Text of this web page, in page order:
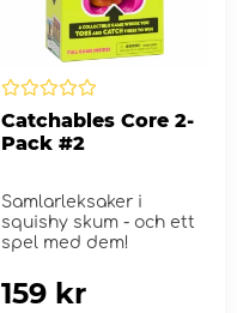
Catchables Core 2-
Pack #2
Samlarleksaker i
squishy skum - och ett
spel med dem!
159 kr